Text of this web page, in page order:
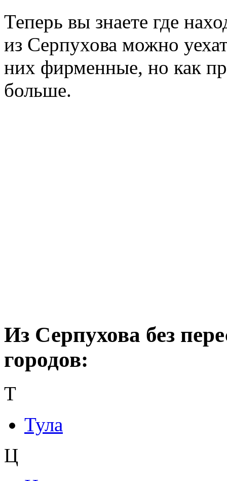
Теперь вы знаете где
из Серпухова можно
них фирменные, но как
больше.
Из Серпухова без
городов:
Т
Тула
Ц